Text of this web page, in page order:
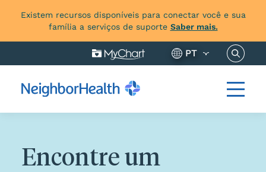
Existem recursos disponíveis para conectar você e sua
família a serviços de suporte Saber mais.
PT
Encontre um